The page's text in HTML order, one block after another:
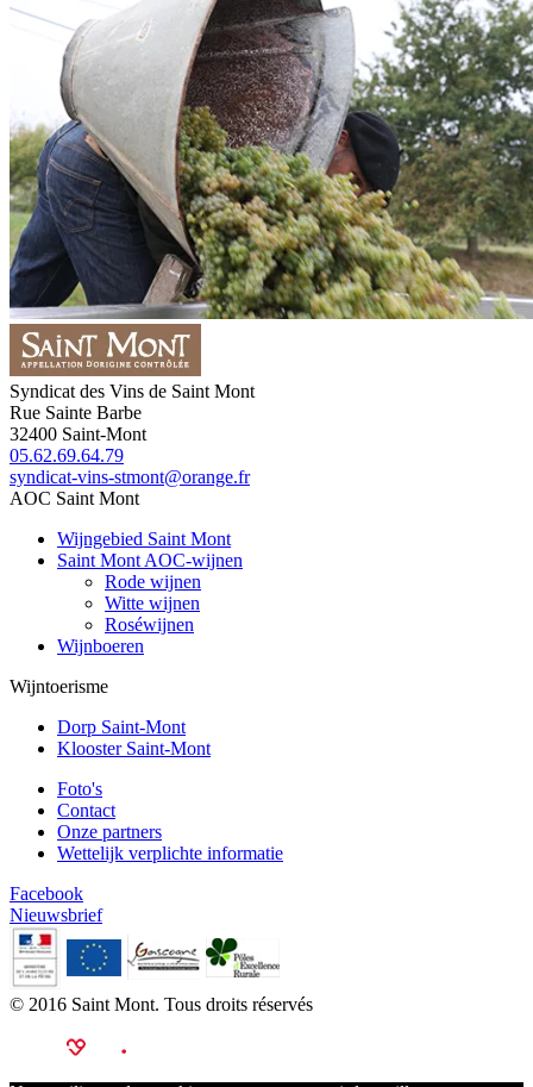
Syndicat des Vins de Saint Mont
Rue Sainte Barbe
32400 Saint-Mont
05.62.69.64.79
syndicat-vins-stmont@orange.fr
AOC Saint Mont
Wijngebied Saint Mont
Saint Mont AOC-wijnen
Rode wijnen
Witte wijnen
Roséwijnen
Wijnboeren
Wijntoerisme
Dorp Saint-Mont
Klooster Saint-Mont
Foto's
Contact
Onze partners
Wettelijk verplichte informatie
Facebook
Nieuwsbrief
© 2016 Saint Mont. Tous droits réservés